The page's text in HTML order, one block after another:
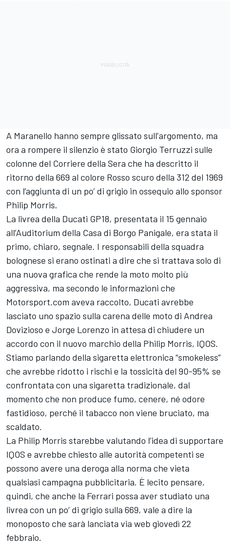
A Maranello hanno sempre glissato sull'argomento, ma
ora a rompere il silenzio è stato Giorgio Terruzzi sulle
colonne del Corriere della Sera che ha descritto il
ritorno della 669 al colore Rosso scuro della 312 del 1969
con l’aggiunta di un po’ di grigio in ossequio allo sponsor
Philip Morris.
La livrea della Ducati GP18, presentata il 15 gennaio
all’Auditorium della Casa di Borgo Panigale, era stata il
primo, chiaro, segnale. I responsabili della squadra
bolognese si erano ostinati a dire che si trattava solo di
una nuova grafica che rende la moto molto più
aggressiva, ma secondo le informazioni che
Motorsport.com aveva raccolto, Ducati avrebbe
lasciato uno spazio sulla carena delle moto di Andrea
Dovizioso e Jorge Lorenzo in attesa di chiudere un
accordo con il nuovo marchio della Philip Morris, IQOS.
Stiamo parlando della sigaretta elettronica “smokeless”
che avrebbe ridotto i rischi e la tossicità del 90-95% se
confrontata con una sigaretta tradizionale, dal
momento che non produce fumo, cenere, né odore
fastidioso, perché il tabacco non viene bruciato, ma
scaldato.
La Philip Morris starebbe valutando l’idea di supportare
IQOS e avrebbe chiesto alle autorità competenti se
possono avere una deroga alla norma che vieta
qualsiasi campagna pubblicitaria. È lecito pensare,
quindi, che anche la Ferrari possa aver studiato una
livrea con un po’ di grigio sulla 669, vale a dire la
monoposto che sarà lanciata via web giovedì 22
febbraio.